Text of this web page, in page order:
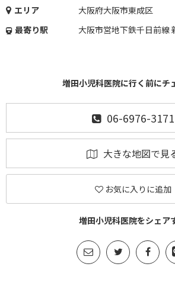
エリア
大阪府大阪市東成区
最寄り駅
大阪市営地下鉄千日前線
増田小児科医院に行く前にチ
06-6976-3171
大きな地図で見
お気に入りに追加
増田小児科医院をシェア